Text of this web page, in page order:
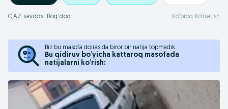
GAZ savdosi Bogʻdod Ko‘proq Ko‘rsatish
Biz bu masofa doirasida biror bir natija topmadik.
Bu qidiruv bo’yicha kattaroq masofada
natijalarni ko’rish: